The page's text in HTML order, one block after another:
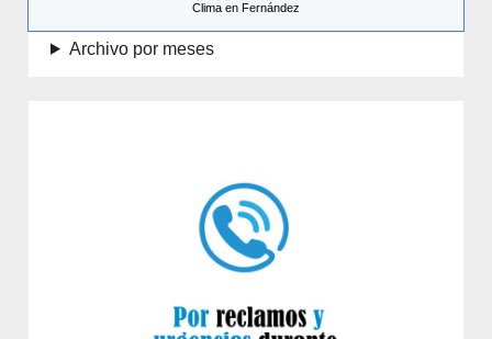
Clima en Fernández
Archivo por meses